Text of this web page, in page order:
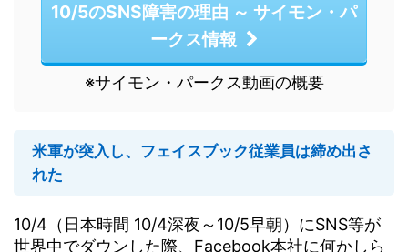
10/5のSNS障害の理由 ～ サイモン・パ
ークス情報
※サイモン・パークス動画の概要
米軍が突入し、フェイスブック従業員は締め出さ
れた
10/4（日本時間 10/4深夜～10/5早朝）にSNS等が
世界中でダウンした際、Facebook本社に何かしら